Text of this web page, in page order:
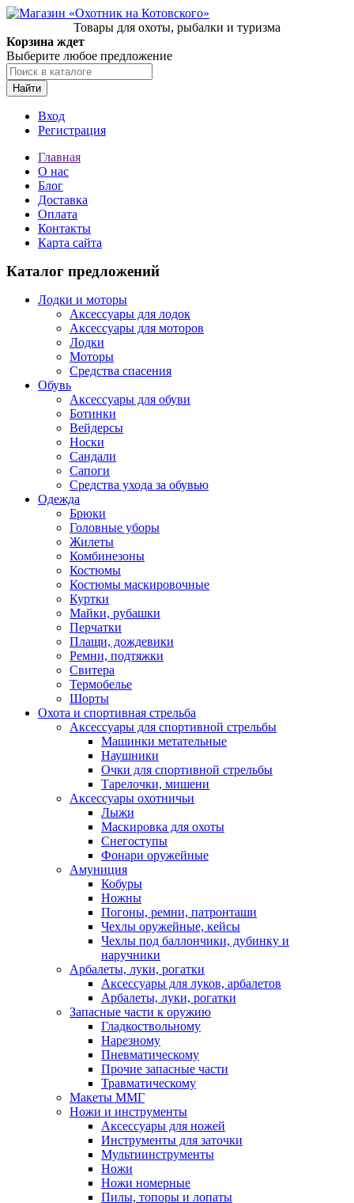
Товары для охоты, рыбалки и туризма
Корзина ждет
Выберите любое предложение
Найти
Вход
Регистрация
Главная
О нас
Блог
Доставка
Оплата
Контакты
Карта сайта
Каталог предложений
Лодки и моторы
Аксессуары для лодок
Аксессуары для моторов
Лодки
Моторы
Средства спасения
Обувь
Аксессуары для обуви
Ботинки
Вейдерсы
Носки
Сандали
Сапоги
Средства ухода за обувью
Одежда
Брюки
Головные уборы
Жилеты
Комбинезоны
Костюмы
Костюмы маскировочные
Куртки
Майки, рубашки
Перчатки
Плащи, дождевики
Ремни, подтяжки
Свитера
Термобелье
Шорты
Охота и спортивная стрельба
Аксессуары для спортивной стрельбы
Машинки метательные
Наушники
Очки для спортивной стрельбы
Тарелочки, мишени
Аксессуары охотничьи
Лыжи
Маскировка для охоты
Снегоступы
Фонари оружейные
Амуниция
Кобуры
Ножны
Погоны, ремни, патронташи
Чехлы оружейные, кейсы
Чехлы под баллончики, дубинку и
наручники
Арбалеты, луки, рогатки
Аксессуары для луков, арбалетов
Арбалеты, луки, рогатки
Запасные части к оружию
Гладкоствольному
Нарезному
Пневматическому
Прочие запасные части
Травматическому
Макеты ММГ
Ножи и инструменты
Аксессуары для ножей
Инструменты для заточки
Мультиинструменты
Ножи
Ножи номерные
Пилы, топоры и лопаты